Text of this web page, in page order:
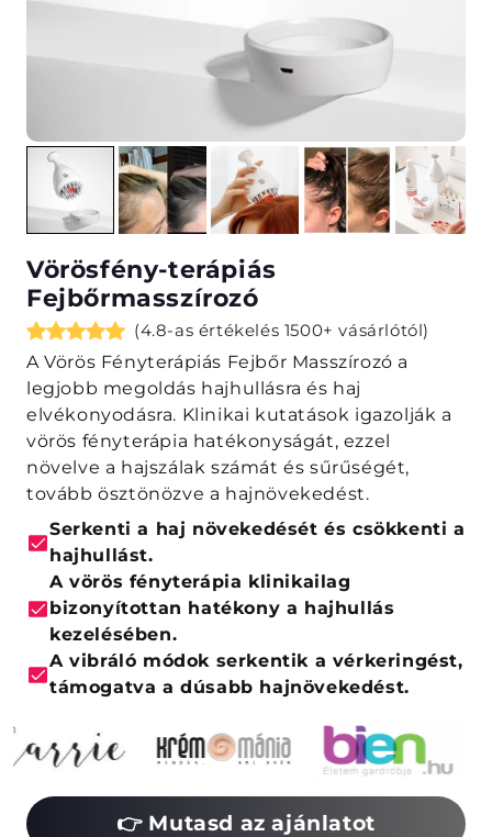
Vörösfény-terápiás
Fejbőrmasszírozó
(4.8-as értékelés 1500+ vásárlótól)
A Vörös Fényterápiás Fejbőr Masszírozó a
legjobb megoldás hajhullásra és haj
elvékonyodásra. Klinikai kutatások igazolják a
vörös fényterápia hatékonyságát, ezzel
növelve a hajszálak számát és sűrűségét,
tovább ösztönözve a hajnövekedést.
Serkenti a haj növekedését és csökkenti a
hajhullást.
A vörös fényterápia klinikailag
bizonyítottan hatékony a hajhullás
kezelésében.
A vibráló módok serkentik a vérkeringést,
támogatva a dúsabb hajnövekedést.
👉 Mutasd az ajánlatot